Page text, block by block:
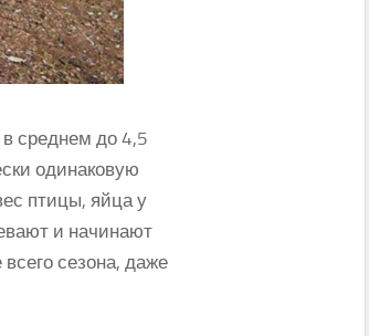
в среднем до 4,5
одинаковую
птицы, яйца у
и начинают
сезона, даже